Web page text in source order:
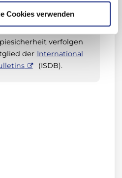
Cookies verwenden
verfolgen
der International
(ISDB).